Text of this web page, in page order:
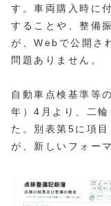
す。車両購入時に
することや、整備
が、Webで公開さ
問題ありません。
自動車点検基準等
年）4月より、二
た。別表第5に項
が、新しいフォー